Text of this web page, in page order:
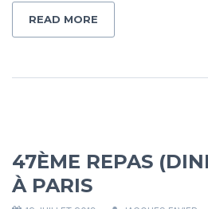
READ MORE
47ÈME REPAS
À PARIS